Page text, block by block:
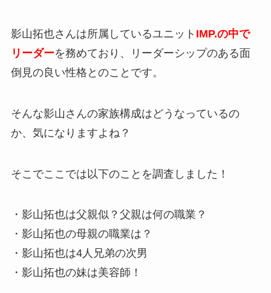
影山拓也さんは所属しているユニット IMP.の中で
リーダーを務めており、リーダーシップのある面
倒見の良い性格とのことです。
そんな影山さんの家族構成はどうなっているの
か、気になりますよね？
そこでここでは以下のことを調査しました！
・影山拓也は父親似？父親は何の職業？
・影山拓也の母親の職業は？
・影山拓也は4人兄弟の次男
・影山拓也の妹は美容師！